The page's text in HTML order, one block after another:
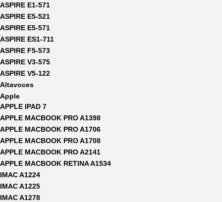
ASPIRE E1-571
ASPIRE E5-521
ASPIRE E5-571
ASPIRE ES1-711
ASPIRE F5-573
ASPIRE V3-575
ASPIRE V5-122
Altavoces
Apple
APPLE IPAD 7
APPLE MACBOOK PRO A1398
APPLE MACBOOK PRO A1706
APPLE MACBOOK PRO A1708
APPLE MACBOOK PRO A2141
APPLE MACBOOK RETINA A1534
IMAC A1224
IMAC A1225
IMAC A1278